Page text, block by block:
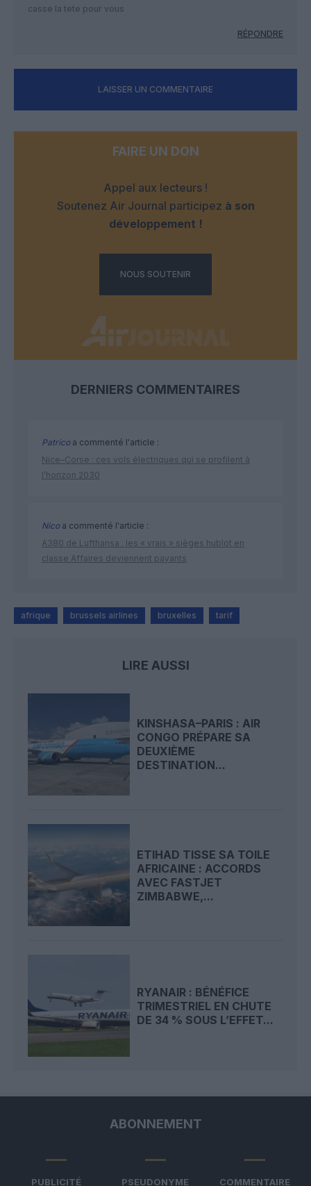
casse la tete pour vous
RÉPONDRE
LAISSER UN COMMENTAIRE
FAIRE UN DON
Appel aux lecteurs !
Soutenez Air Journal participez à son
développement !
NOUS SOUTENIR
DERNIERS COMMENTAIRES
Patricoa commenté l'article :
Nice–Corse : ces vols électriques qui se profilent à
l’horizon 2030
Nicoa commenté l'article :
A380 de Lufthansa : les « vrais » sièges hublot en
classe Affaires deviennent payants
afrique brussels airlines bruxelles tarif
LIRE AUSSI
KINSHASA–PARIS : AIR
CONGO PRÉPARE SA
DEUXIÈME
DESTINATION...
ETIHAD TISSE SA TOILE
AFRICAINE : ACCORDS
AVEC FASTJET
ZIMBABWE,...
RYANAIR : BÉNÉFICE
TRIMESTRIEL EN CHUTE
DE 34 % SOUS L’EFFET...
ABONNEMENT
PUBLICITÉ
PSEUDONYME
COMMENTAIRE